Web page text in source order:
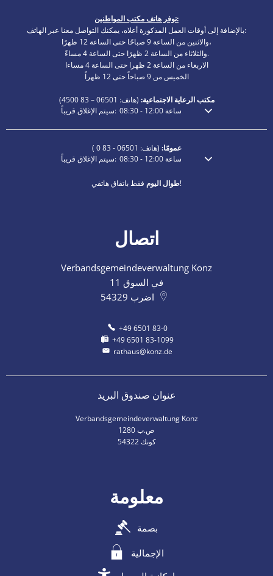
توفر هاتف مكتب المواطنين:
بالإضافة إلى أوقات العمل المذكورة أعلاه، يمكنك التواصل معنا عبر الهاتف:
والاثنين من الساعة 9 صباحًا حتى الساعة 12 ظهرًا،
والثلاثاء من الساعة 2 ظهرًا حتى الساعة 4 مساءً.
الاربعاء من الساعة 2 ظهرا حتى الساعة 4 مساءا
الخميس من 9 صباحاً حتى 12 ظهراً
مكتب الرعاية الاجتماعية: (هاتف:
4500)
انقر لإخفاء أوقات الفتح أو الإغلاق الإضافية
سيتم الإغلاق قريباً: 08:30- 12:00 ساعة
عمومًا: (هاتف:
)
انقر لإخفاء أوقات الفتح أو الإغلاق الإضافية
سيتم الإغلاق قريباً: 08:30- 12:00 ساعة
طوال اليومفقط باتفاق هاتفي!
اتصال
Verbandsgemeindeverwaltung Konz
في السوق 11
54329 اضرب
+49 6501 83-0
+49 6501 83-1099
rathaus@konz.de
عنوان صندوق البريد
Verbandsgemeindeverwaltung Konz
ص.ب 1280
54322 كونك
معلومة
بصمة
الإجمالية